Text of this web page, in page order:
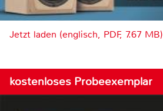
Jetzt laden (englisch, PDF, 7.67 MB)
kostenloses Probeexemplar